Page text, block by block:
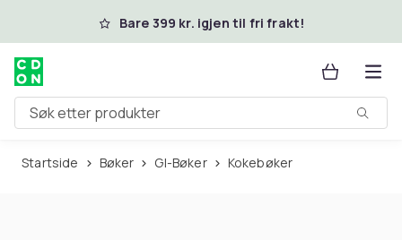
Hopp til hovedinnholdBare 399 kr. igjen til fri frakt!
Søk etter produkter
Startside Bøker GI-Bøker Kokebøker